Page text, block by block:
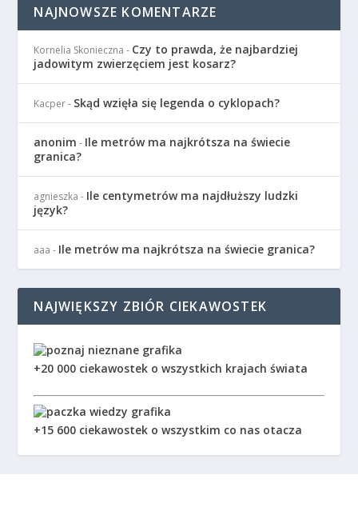
NAJNOWSZE KOMENTARZE
Kornelia Skonieczna - Czy to prawda, że najbardziej
jadowitym zwierzęciem jest kosarz?
Kacper- Skąd wzięła się legenda o cyklopach?
anonim - Ile metrów ma najkrótsza na świecie
granica?
agnieszka - Ile centymetrów ma najdłuższy ludzki
język?
aaa - Ile metrów ma najkrótsza na świecie granica?
NAJWIĘKSZY ZBIÓR CIEKAWOSTEK
+20 000 ciekawostek o wszystkich krajach świata
+15 600 ciekawostek o wszystkim co nas otacza